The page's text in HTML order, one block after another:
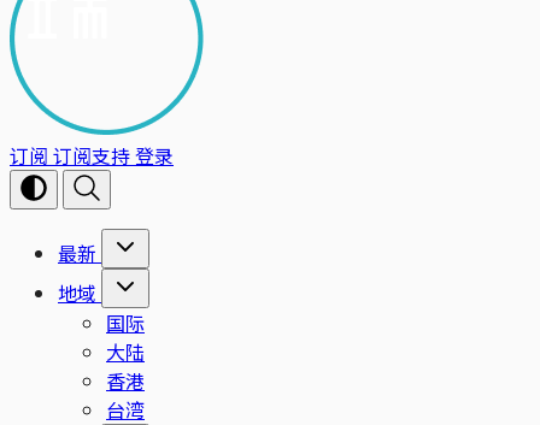
订阅 订阅支持登录
最新
地域
国际
大陆
香港
台湾